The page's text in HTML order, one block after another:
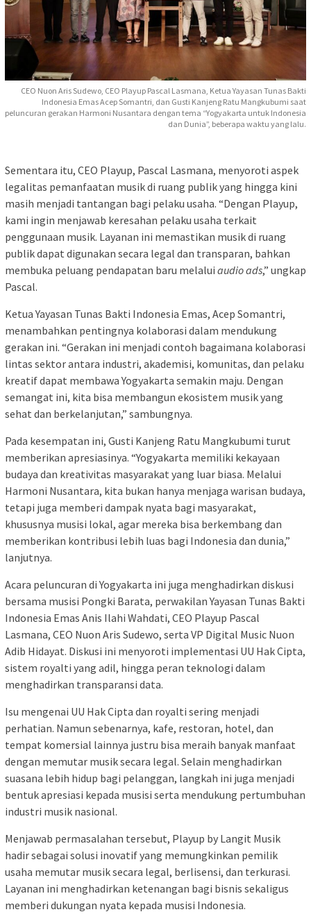
CEO Nuon Aris Sudewo, CEO Playup Pascal Lasmana, Ketua Yayasan Tunas Bakti
Indonesia Emas Acep Somantri, dan Gusti Kanjeng Ratu Mangkubumi saat
peluncuran gerakan Harmoni Nusantara dengan tema “Yogyakarta untuk Indonesia
dan Dunia”, beberapa waktu yang lalu.
Sementara itu, CEO Playup, Pascal Lasmana, menyoroti aspek
legalitas pemanfaatan musik di ruang publik yang hingga kini
masih menjadi tantangan bagi pelaku usaha. “Dengan Playup,
kami ingin menjawab keresahan pelaku usaha terkait
penggunaan musik. Layanan ini memastikan musik di ruang
publik dapat digunakan secara legal dan transparan, bahkan
membuka peluang pendapatan baru melalui audio ads,” ungkap
Pascal.
Ketua Yayasan Tunas Bakti Indonesia Emas, Acep Somantri,
menambahkan pentingnya kolaborasi dalam mendukung
gerakan ini. “Gerakan ini menjadi contoh bagaimana kolaborasi
lintas sektor antara industri, akademisi, komunitas, dan pelaku
kreatif dapat membawa Yogyakarta semakin maju. Dengan
semangat ini, kita bisa membangun ekosistem musik yang
sehat dan berkelanjutan,” sambungnya.
Pada kesempatan ini, Gusti Kanjeng Ratu Mangkubumi turut
memberikan apresiasinya. “Yogyakarta memiliki kekayaan
budaya dan kreativitas masyarakat yang luar biasa. Melalui
Harmoni Nusantara, kita bukan hanya menjaga warisan budaya,
tetapi juga memberi dampak nyata bagi masyarakat,
khususnya musisi lokal, agar mereka bisa berkembang dan
memberikan kontribusi lebih luas bagi Indonesia dan dunia,”
lanjutnya.
Acara peluncuran di Yogyakarta ini juga menghadirkan diskusi
bersama musisi Pongki Barata, perwakilan Yayasan Tunas Bakti
Indonesia Emas Anis Ilahi Wahdati, CEO Playup Pascal
Lasmana, CEO Nuon Aris Sudewo, serta VP Digital Music Nuon
Adib Hidayat. Diskusi ini menyoroti implementasi UU Hak Cipta,
sistem royalti yang adil, hingga peran teknologi dalam
menghadirkan transparansi data.
Isu mengenai UU Hak Cipta dan royalti sering menjadi
perhatian. Namun sebenarnya, kafe, restoran, hotel, dan
tempat komersial lainnya justru bisa meraih banyak manfaat
dengan memutar musik secara legal. Selain menghadirkan
suasana lebih hidup bagi pelanggan, langkah ini juga menjadi
bentuk apresiasi kepada musisi serta mendukung pertumbuhan
industri musik nasional.
Menjawab permasalahan tersebut, Playup by Langit Musik
hadir sebagai solusi inovatif yang memungkinkan pemilik
usaha memutar musik secara legal, berlisensi, dan terkurasi.
Layanan ini menghadirkan ketenangan bagi bisnis sekaligus
memberi dukungan nyata kepada musisi Indonesia.